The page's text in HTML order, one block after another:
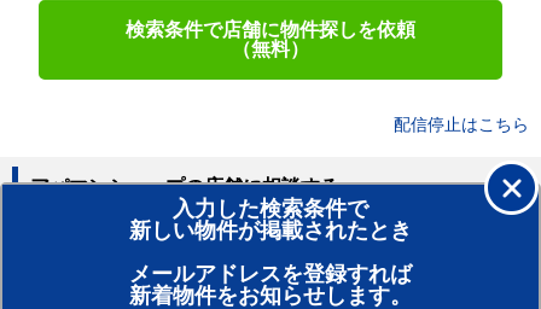
検索条件で店舗に物件探しを依頼
（無料）
配信停止はこちら
入力した検索条件で
新しい物件が掲載されたとき
メールアドレスを登録すれば
新着物件をお知らせします。
アパマンショップの店舗に相談する
賃貸のプロがお部屋探し！
おまかせ物件リクエスト